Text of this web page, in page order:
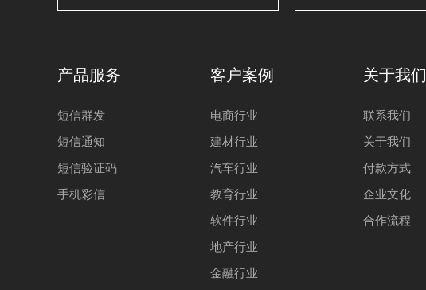
产品服务
短信群发
短信通知
短信验证码
手机彩信
客户案例
电商行业
建材行业
汽车行业
教育行业
软件行业
地产行业
金融行业
关于我们
联系我们
关于我们
付款方式
企业文化
合作流程